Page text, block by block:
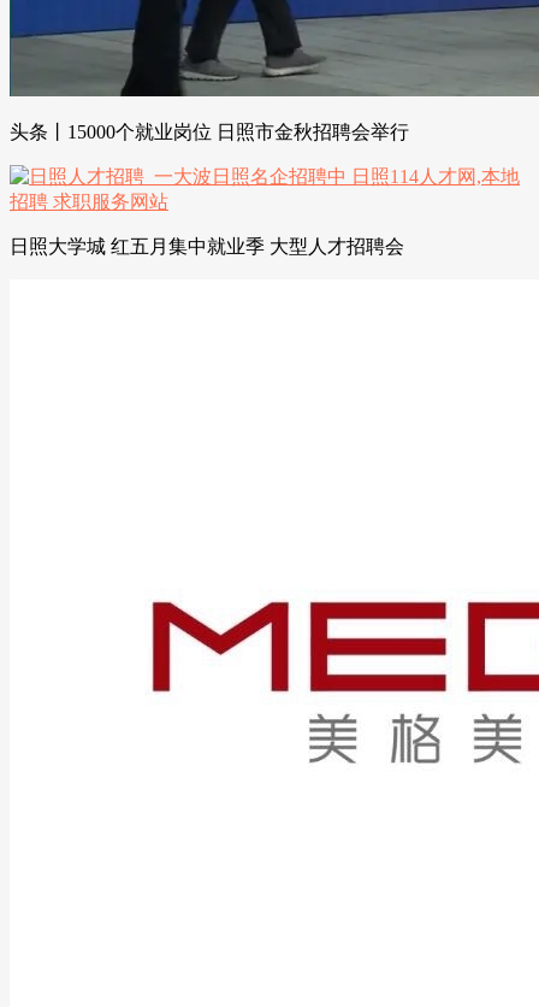
头条丨15000个就业岗位 日照市金秋招聘会举行
日照大学城 红五月集中就业季 大型人才招聘会